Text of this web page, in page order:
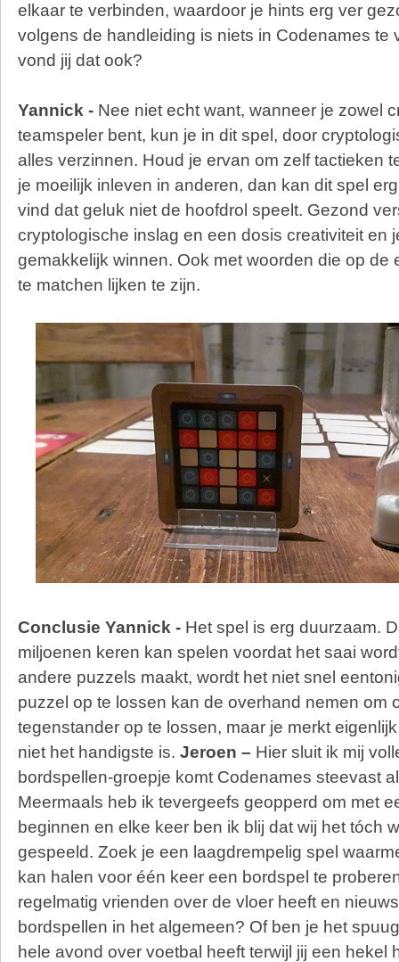
elkaar te verbinden, waardoor je hints erg ver
volgens de handleiding is niets in Codenames te
vond jij dat ook?
Yannick - Nee niet echt want, wanneer je zowel
teamspeler bent, kun je in dit spel, door
alles verzinnen. Houd je ervan om zelf tactieken
je moeilijk inleven in anderen, dan kan dit spel
vind dat geluk niet de hoofdrol speelt. Gezond
cryptologische inslag en een dosis creativiteit en
gemakkelijk winnen. Ook met woorden die op de
te matchen lijken te zijn.
Conclusie Yannick - Het spel is erg duurzaam.
miljoenen keren kan spelen voordat het saai
andere puzzels maakt, wordt het niet snel
puzzel op te lossen kan de overhand nemen om
tegenstander op te lossen, maar je merkt
niet het handigste is. Jeroen – Hier sluit ik mij
bordspellen-groepje komt Codenames steevast
Meermaals heb ik tevergeefs geopperd om met
beginnen en elke keer ben ik blij dat wij het tóch
gespeeld. Zoek je een laagdrempelig spel
kan halen voor één keer een bordspel te
regelmatig vrienden over de vloer heeft en
bordspellen in het algemeen? Of ben je het
hele avond over voetbal heeft terwijl jij een hekel